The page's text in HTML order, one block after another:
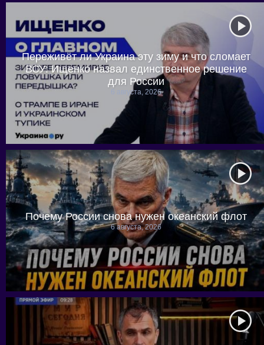
Переживёт ли Украина эту зиму и что сломает
ВСУ: Ищенко назвал единственное решение
для России
6 августа, 2026
Почему России снова нужен океанский флот
6 августа, 2026